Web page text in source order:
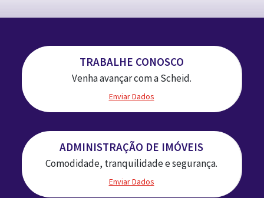
TRABALHE CONOSCO
Venha avançar com a Scheid.
Enviar Dados
ADMINISTRAÇÃO DE IMÓVEIS
Comodidade, tranquilidade e segurança.
Enviar Dados